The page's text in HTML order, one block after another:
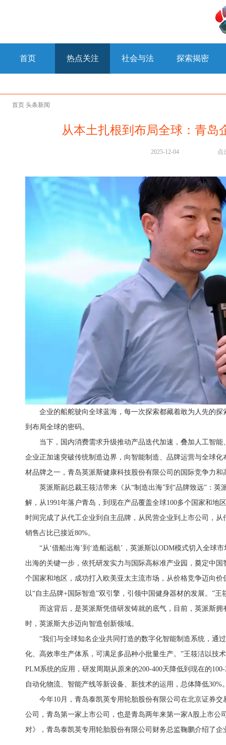
首页 热点关注 社会与法 探索揭密
首页 头条新闻
从本土扎根到布局全球：青岛
2025-12-04 点
企业的船舵驶向全球蓝海，每一次探索都藏着敢为人先的
到布局全球的密码。
当下，国内消费需求升级推动产品迭代加速，叠加人工智
企业正加速突破传统制造边界，向智能制造、品牌运营与全球
材品牌之一，青岛英派斯健康科技股份有限公司的国际竞争力
英派斯副总裁王筱洁带来《从“制造出海”到“品牌致远”：
解，从1991年落户青岛，到现在产品覆盖全球100多个国家和地
时间完成了从代工企业到自主品牌，从民营企业到上市公司，
销售占比已接近80%。
“从‘借船出海’到‘造船远航’，英派斯以ODM模式切入全球
出海的关键一步，依托研发实力与国际高标准产业园，奠定中
个国家和地区，成功打入欧美亚太主流市场，从价格竞争迈向
以“自主品牌+国际智造”双引擎，引领中国健身器材的发展。”王
而这背后，是英派斯凭借研发铸就的底气，目前，英派斯
时，英派斯大步迈向智造创新领域。
“我们与全球知名企业共同打造的数字化智能制造系统，通
化、高效率生产体系，可满足多品种小批量生产。”王筱洁以技
PLM系统的应用，研发周期从原来的200-400天降低到现在的
自动化物流、智能产线等新设备、新技术的运用，总体降低30%
今年10月，青岛泰凯英专用轮胎股份有限公司在北京证券
公司，青岛第一家上市公司，也是青岛两年来第一家A股上市
对》，青岛泰凯英专用轮胎股份有限公司财务总监鞠鹏介绍了企